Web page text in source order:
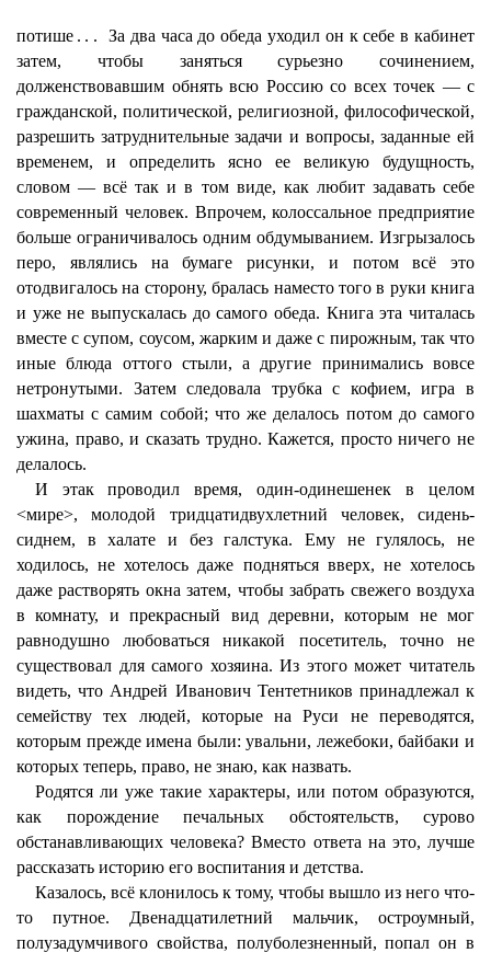
потише ...За два часа до обеда уходил он к себе в кабинет
затем, чтобы заняться сурьезно сочинением,
долженствовавшим обнять всю Россию со всех точек — с
гражданской, политической, религиозной, философической,
разрешить затруднительные задачи и вопросы, заданные ей
временем, и определить ясно ее великую будущность,
словом — всё так и в том виде, как любит задавать себе
современный человек. Впрочем, колоссальное предприятие
больше ограничивалось одним обдумыванием. Изгрызалось
перо, являлись на бумаге рисунки, и потом всё это
отодвигалось на сторону, бралась наместо того в руки книга
и уже не выпускалась до самого обеда. Книга эта читалась
вместе с супом, соусом, жарким и даже с пирожным, так что
иные блюда оттого стыли, а другие принимались вовсе
нетронутыми. Затем следовала трубка с кофием, игра в
шахматы с самим собой; что же делалось потом до самого
ужина, право, и сказать трудно. Кажется, просто ничего не
делалось.
И этак проводил время, один-одинешенек в целом
<мире>, молодой тридцатидвухлетний человек, сидень-
сиднем, в халате и без галстука. Ему не гулялось, не
ходилось, не хотелось даже подняться вверх, не хотелось
даже растворять окна затем, чтобы забрать свежего воздуха
в комнату, и прекрасный вид деревни, которым не мог
равнодушно любоваться никакой посетитель, точно не
существовал для самого хозяина. Из этого может читатель
видеть, что Андрей Иванович Тентетников принадлежал к
семейству тех людей, которые на Руси не переводятся,
которым прежде имена были: увальни, лежебоки, байбаки и
которых теперь, право, не знаю, как назвать.
Родятся ли уже такие характеры, или потом образуются,
как порождение печальных обстоятельств, сурово
обстанавливающих человека? Вместо ответа на это, лучше
рассказать историю его воспитания и детства.
Казалось, всё клонилось к тому, чтобы вышло из него что-
то путное. Двенадцатилетний мальчик, остроумный,
полузадумчивого свойства, полуболезненный, попал он в